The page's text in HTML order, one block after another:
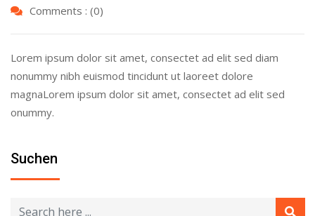
Comments : (0)
Lorem ipsum dolor sit amet, consectet ad elit sed diam
nonummy nibh euismod tincidunt ut laoreet dolore
magnaLorem ipsum dolor sit amet, consectet ad elit sed
onummy.
Suchen